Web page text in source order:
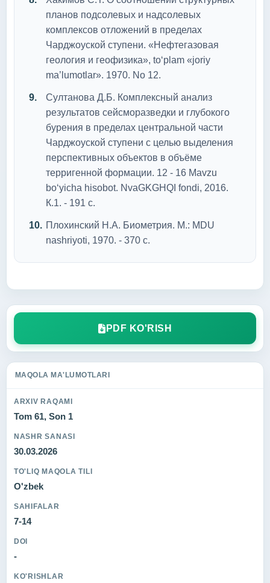
планов подсолевых и надсолевых
комплексов отложений в пределах
Чарджоуской ступени. «Нефтегазовая
геология и геофизика», to‘plam «joriy
ma’lumotlar». 1970. No 12.
Султанова Д.Б. Комплексный анализ
результатов сейсморазведки и глубокого
бурения в пределах центральной части
Чарджоуской ступени с целью выделения
перспективных объектов в объёме
терригенной формации. 12 - 16 Mavzu
bo‘yicha hisobot. NvaGKGHQI fondi, 2016.
К.1. - 191 с.
Плохинский Н.А. Биометрия. М.: MDU
nashriyoti, 1970. - 370 с.
PDF KO'RISH
MAQOLA MA'LUMOTLARI
ARXIV RAQAMI
Tom 61, Son 1
NASHR SANASI
30.03.2026
TO'LIQ MAQOLA TILI
O'zbek
SAHIFALAR
7-14
DOI
-
KO'RISHLAR